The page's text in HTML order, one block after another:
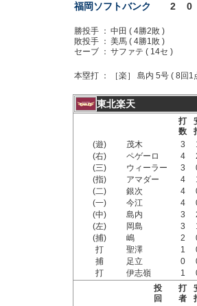
福岡ソフトバンク
2 0
勝投手 ： 中田 ( 4勝2敗 )
敗投手 ： 美馬 ( 4勝1敗 )
セーブ ： サファテ ( 14セ )
本塁打 ： ［楽］ 島内 5号 ( 8回1
東北楽天
打
数
(遊)
茂木 3
(右)
ペゲーロ 4
(三)
ウィーラー 3
(指)
アマダー 4
(二)
銀次 4
(一)
今江 4
(中)
島内 3
(左)
岡島 3
(捕)
嶋 2
打
聖澤 1
捕
足立 0
打
伊志嶺 1
投
回
打
者